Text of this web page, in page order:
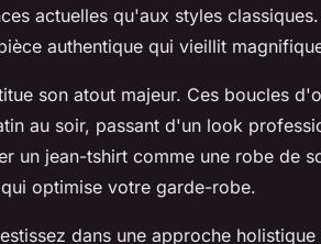
actuelles qu'aux styles
authentique qui vieillit
son atout majeur. Ces boucles
au soir, passant d'un look
un jean-tshirt comme une robe de
qui optimise votre garde-robe.
dans une approche